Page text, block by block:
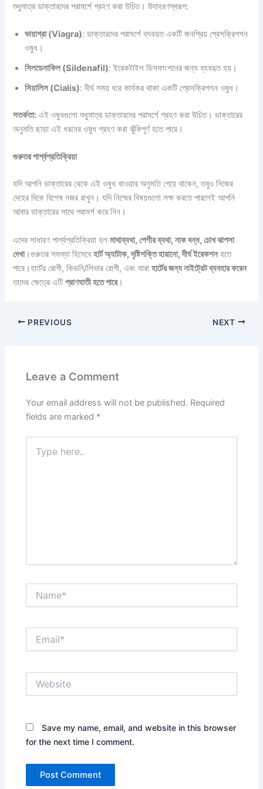
শুধুমাত্র ডাক্তারদের পরামর্শে গ্রহণ করা উচিত। উদাহরণস্বরূপ:
ভায়াগ্রা (Viagra): ডাক্তারদের পরামর্শে ব্যবহৃত একটি জনপ্রিয় প্রেসক্রিপশন
ওষুধ।
সিলডেনাফিল (Sildenafil): ইরেকটাইল ডিসফাংশনের জন্য ব্যবহৃত হয়।
সিয়ালিস (Cialis): দীর্ঘ সময় ধরে কার্যকর থাকা একটি প্রেসক্রিপশন ওষুধ।
সতর্কতা: এই ওষুধগুলো শুধুমাত্র ডাক্তারদের পরামর্শে গ্রহণ করা উচিত। ডাক্তারের
অনুমতি ছাড়া এই ধরনের ওষুধ গ্রহণ করা ঝুঁকিপূর্ণ হতে পারে।
গুরুতর পার্শ্বপ্রতিক্রিয়া
যদি আপনি ডাক্তারের থেকে এই ওষুধ খাওয়ার অনুমতি পেয়ে থাকেন, তবুও নিজের
দেহের দিকে বিশেষ নজর রাখুন। যদি নিম্মের বিষয়গুলো লক্ষ করতে পারলেই আপনি
আবার ডাক্তারের সাথে পরামর্শ করে নিন।
এদের সাধারণ পার্শ্বপ্রতিক্রিয়া হলমাথাব্যথা, পেশীর ব্যথা, নাক বন্ধ, চোখ ঝাপসা
দেখা।গুরুতর সমস্যা হিসেবেহার্ট অ্যাটাক, দৃষ্টিশক্তি হারানো, দীর্ঘ ইরেকশনহতে
পারে।হার্টের রোগী, কিডনি/লিভার রোগী, এবং যারাহার্টের জন্য নাইট্রেট ব্যবহার করেন
তাদের ক্ষেত্রে এটিপ্রাণঘাতী হতে পারে।
PREVIOUS NEXT
Leave a Comment
Your email address will not be published. Required
fields are marked *
here..
Save my name, email, and website in this browser
for the next time I comment.